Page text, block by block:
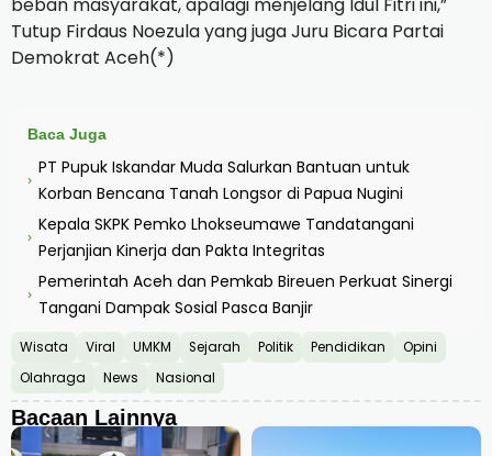
Tutup Firdaus Noezula yang juga Juru Bicara Partai
Demokrat Aceh(*)
Baca Juga
›
PT Pupuk Iskandar Muda Salurkan Bantuan untuk
Korban Bencana Tanah Longsor di Papua Nugini
›
Kepala SKPK Pemko Lhokseumawe Tandatangani
Perjanjian Kinerja dan Pakta Integritas
›
Pemerintah Aceh dan Pemkab Bireuen Perkuat Sinergi
Tangani Dampak Sosial Pasca Banjir
Wisata Viral UMKM Sejarah Politik Pendidikan
Opini
Olahraga
News Nasional
Bacaan Lainnya